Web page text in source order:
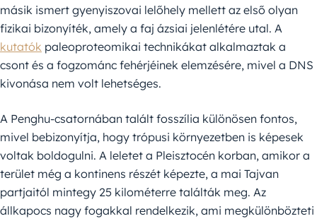
másik ismert gyenyiszovai lelőhely mellett az első olyan
fizikai bizonyíték, amely a faj ázsiai jelenlétére utal. A
kutatók paleoproteomikai technikákat alkalmaztak a
csont és a fogzománc fehérjéinek elemzésére, mivel a DNS
kivonása nem volt lehetséges.
A Penghu-csatornában talált fosszília különösen fontos,
mivel bebizonyítja, hogy trópusi környezetben is képesek
voltak boldogulni. A leletet a Pleisztocén korban, amikor a
terület még a kontinens részét képezte, a mai Tajvan
partjaitól mintegy 25 kilométerre találták meg. Az
állkapocs nagy fogakkal rendelkezik, ami megkülönbözteti